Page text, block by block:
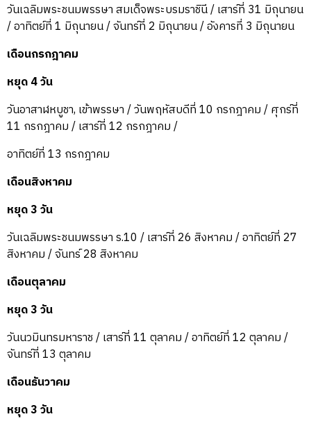
วันเฉลิมพระชนมพรรษา สมเด็จพระบรมราชินี / เสาร์ที่ 31 มิถุนายน
/ อาทิตย์ที่ 1 มิถุนายน / จันทร์ที่ 2 มิถุนายน / อังคารที่ 3 มิถุนายน
เดือนกรกฎาคม
หยุด 4 วัน
วันอาสาฬหบูชา, เข้าพรรษา / วันพฤหัสบดีที่ 10 กรกฎาคม / ศุกร์ที่
11 กรกฎาคม / เสาร์ที่ 12 กรกฎาคม /
อาทิตย์ที่ 13 กรกฎาคม
เดือนสิงหาคม
หยุด 3 วัน
วันเฉลิมพระชนมพรรษา ร.10 / เสาร์ที่ 26 สิงหาคม / อาทิตย์ที่ 27
สิงหาคม / จันทร์ 28 สิงหาคม
เดือนตุลาคม
หยุด 3 วัน
วันนวมินทรมหาราช / เสาร์ที่ 11 ตุลาคม / อาทิตย์ที่ 12 ตุลาคม /
จันทร์ที่ 13 ตุลาคม
เดือนธันวาคม
หยุด 3 วัน